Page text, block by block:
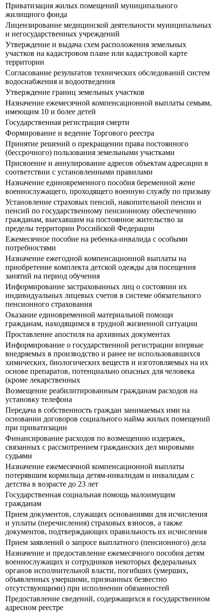
Приватизация жилых помещений муниципального
жилищного фонда
Лицензирование медицинской деятельности муниципальных
и негосударственных учреждений
Утверждение и выдача схем расположения земельных
участков на кадастровом плане или кадастровой карте
территории
Согласование результатов технических обследований систем
водоснабжения и водоотведения
Утверждение границ земельных участков
Назначение ежемесячной компенсационной выплаты семьям,
имеющим 10 и более детей
Государственная регистрация смерти
Формирование и ведение Торгового реестра
Принятие решений о прекращении права постоянного
(бессрочного) пользования земельными участками
Присвоение и аннулирование адресов объектам адресации в
соответствии с установленными правилами
Назначение единовременного пособия беременной жене
военнослужащего, проходящего военную службу по призыву
Установление страховых пенсий, накопительной пенсии и
пенсий по государственному пенсионному обеспечению
гражданам, выехавшим на постоянное жительство за
пределы территории Российской Федерации
Ежемесячное пособие на ребенка-инвалида с особыми
потребностями
Назначение ежегодной компенсационной выплаты на
приобретение комплекта детской одежды для посещения
занятий на период обучения
Информирование застрахованных лиц о состоянии их
индивидуальных лицевых счетов в системе обязательного
пенсионного страхования
Оказание единовременной материальной помощи
гражданам, находящимся в трудной жизненной ситуации
Проставление апостиля на архивных документах
Информирование о государственной регистрации впервые
внедряемых в производство и ранее не использовавшихся
химических, биологических веществ и изготовляемых на их
основе препаратов, потенциально опасных для человека
(кроме лекарственных
Возмещение реабилитированным гражданам расходов на
установку телефона
Передача в собственность граждан занимаемых ими на
основании договоров социального найма жилых помещений
при приватизации
Финансирование расходов по возмещению издержек,
связанных с рассмотрением гражданских дел мировыми
судьями
Назначение ежемесячной компенсационной выплаты
потерявшим кормильца детям-инвалидам и инвалидам с
детства в возрасте до 23 лет
Государственная социальная помощь малоимущим
гражданам
Прием документов, служащих основаниями для исчисления
и уплаты (перечисления) страховых взносов, а также
документов, подтверждающих правильность их исчисления
Прием заявлений о запросе выплатного (пенсионного) дела
Назначение и предоставление ежемесячного пособия детям
военнослужащих и сотрудников некоторых федеральных
органов исполнительной власти, погибших (умерших,
объявленных умершими, признанных безвестно
отсутствующими) при исполнении обязанностей
Предоставление сведений, содержащихся в государственном
адресном реестре